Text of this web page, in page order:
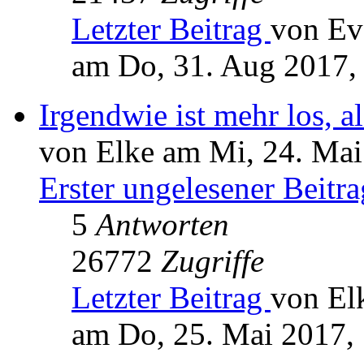
Letzter Beitrag von
am Do, 31. Aug
Irgendwie ist mehr los,
von Elke am Mi, 24.
Erster ungelesener
5Antworten
26772 Zugriffe
Letzter Beitrag von
am Do, 25. Mai 2017,